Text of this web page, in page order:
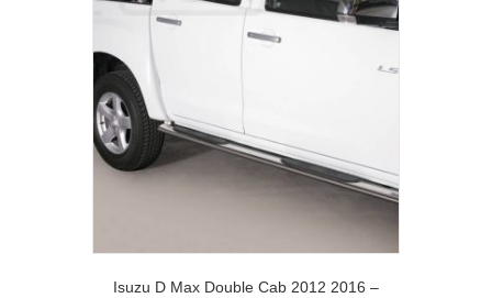
Isuzu D Max Double Cab 2012 2016 –